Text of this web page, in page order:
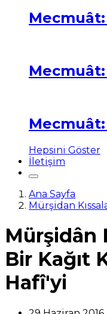
Hepsini Göster
İletişim
Ana Sayfa
Mürşidan
Mürşidân
Bir Kağıt
Hafî'yi